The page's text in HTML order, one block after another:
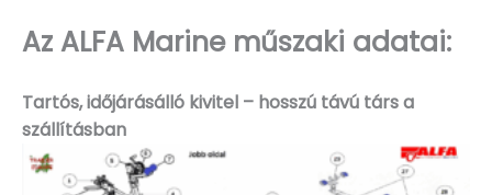
Az ALFA Marine műszaki adatai:
Tartós, időjárásálló kivitel – hosszú távú társ a
szállításban